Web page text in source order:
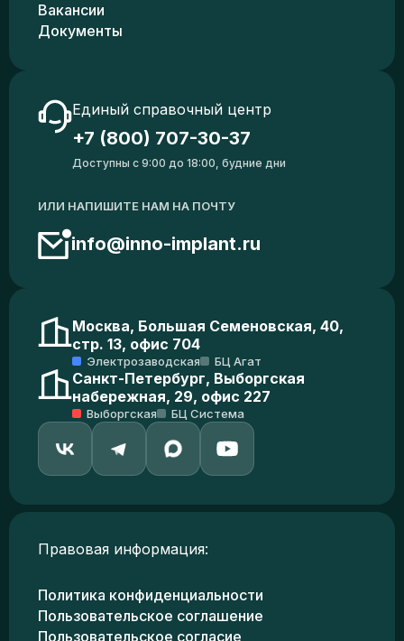
Вакансии
Документы
Единый справочный центр
+7 (800) 707-30-37
Доступны с 9:00 до 18:00, будние дни
ИЛИ НАПИШИТЕ НАМ НА ПОЧТУ
info@inno-implant.ru
Москва, Большая Семеновская, 40,
стр. 13, офис 704
Электрозаводская БЦ Агат
Санкт-Петербург, Выборгская
набережная, 29, офис 227
Выборгская БЦ Система
Правовая информация:
Политика конфиденциальности
Пользовательское соглашение
Пользовательское согласие